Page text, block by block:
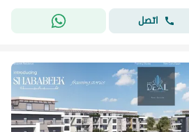
اتصل